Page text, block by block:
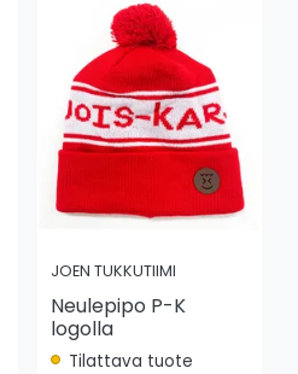
JOEN TUKKUTIIMI
Neulepipo P-K
logolla
Tilattava tuote